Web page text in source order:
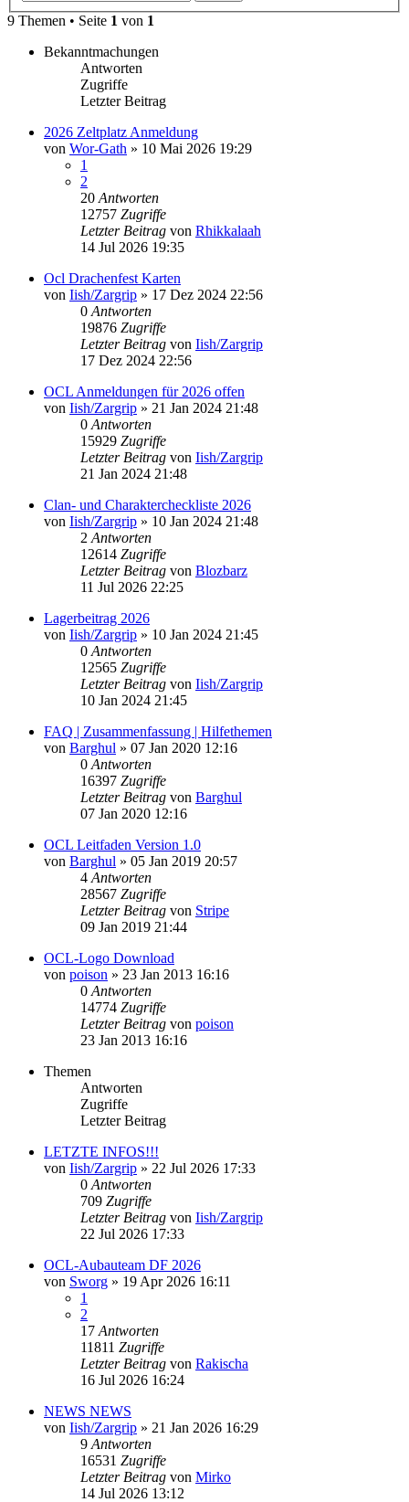
9 Themen • Seite 1 von 1
Bekanntmachungen
Antworten
Zugriffe
Letzter Beitrag
2026 Zeltplatz Anmeldung
von Wor-Gath » 10 Mai 2026 19:29
1
2
20 Antworten
12757 Zugriffe
Letzter Beitrag von Rhikkalaah
14 Jul 2026 19:35
Ocl Drachenfest Karten
von Iish/Zargrip » 17 Dez 2024 22:56
0 Antworten
19876 Zugriffe
Letzter Beitrag von Iish/Zargrip
17 Dez 2024 22:56
OCL Anmeldungen für 2026 offen
von Iish/Zargrip » 21 Jan 2024 21:48
0 Antworten
15929 Zugriffe
Letzter Beitrag von Iish/Zargrip
21 Jan 2024 21:48
Clan- und Charaktercheckliste 2026
von Iish/Zargrip » 10 Jan 2024 21:48
2 Antworten
12614 Zugriffe
Letzter Beitrag von Blozbarz
11 Jul 2026 22:25
Lagerbeitrag 2026
von Iish/Zargrip » 10 Jan 2024 21:45
0 Antworten
12565 Zugriffe
Letzter Beitrag von Iish/Zargrip
10 Jan 2024 21:45
FAQ | Zusammenfassung | Hilfethemen
von Barghul » 07 Jan 2020 12:16
0 Antworten
16397 Zugriffe
Letzter Beitrag von Barghul
07 Jan 2020 12:16
OCL Leitfaden Version 1.0
von Barghul » 05 Jan 2019 20:57
4 Antworten
28567 Zugriffe
Letzter Beitrag von Stripe
09 Jan 2019 21:44
OCL-Logo Download
von poison » 23 Jan 2013 16:16
0 Antworten
14774 Zugriffe
Letzter Beitrag von poison
23 Jan 2013 16:16
Themen
Antworten
Zugriffe
Letzter Beitrag
LETZTE INFOS!!!
von Iish/Zargrip » 22 Jul 2026 17:33
0 Antworten
709 Zugriffe
Letzter Beitrag von Iish/Zargrip
22 Jul 2026 17:33
OCL-Aubauteam DF 2026
von Sworg » 19 Apr 2026 16:11
1
2
17 Antworten
11811 Zugriffe
Letzter Beitrag von Rakischa
16 Jul 2026 16:24
NEWS NEWS
von Iish/Zargrip » 21 Jan 2026 16:29
9 Antworten
16531 Zugriffe
Letzter Beitrag von Mirko
14 Jul 2026 13:12